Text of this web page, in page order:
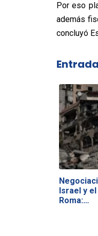
Por eso
además
concluyó
Israel y
Roma:…